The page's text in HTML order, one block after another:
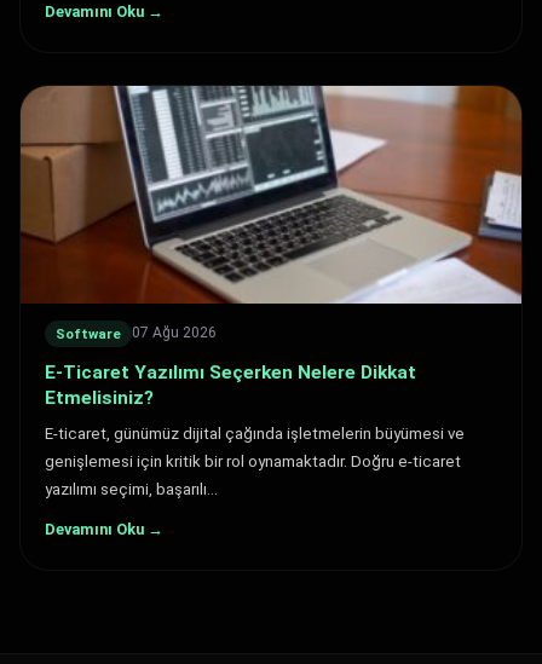
Devamını Oku →
Software 07 Ağu 2026
E-Ticaret Yazılımı Seçerken Nelere Dikkat
Etmelisiniz?
E-ticaret, günümüz dijital çağında işletmelerin büyümesi ve
genişlemesi için kritik bir rol oynamaktadır. Doğru e-ticaret
yazılımı seçimi, başarılı…
Devamını Oku →